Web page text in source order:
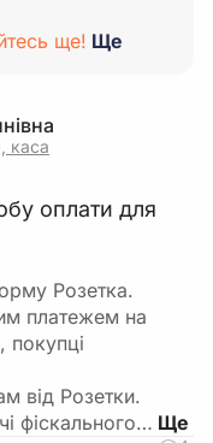
ще! Ще
каса
оплати для
Розетка.
платежем на
покупці
від Розетки.
фіскального…